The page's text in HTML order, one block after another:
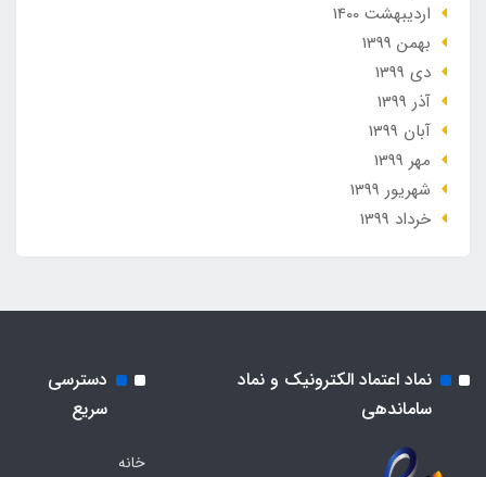
ارديبهشت 1400
بهمن 1399
دی 1399
آذر 1399
آبان 1399
مهر 1399
شهریور 1399
خرداد 1399
نماد اعتماد الکترونیک و نماد
ساماندهی
دسترسی
سریع
خانه